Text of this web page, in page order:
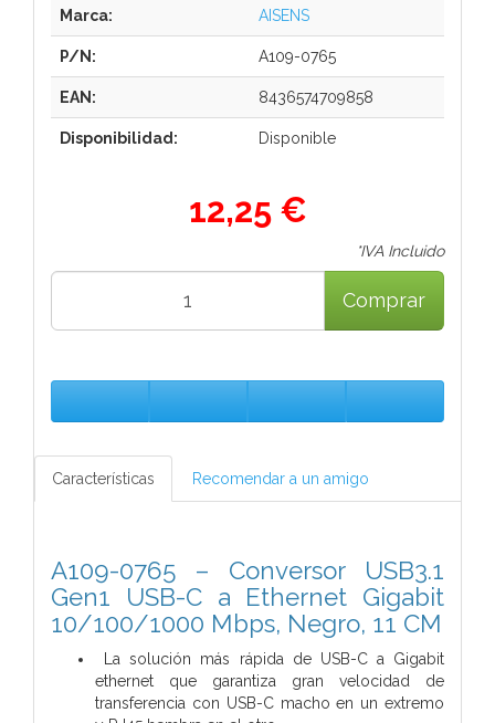
Marca: AISENS
P/N: A109-0765
EAN: 8436574709858
Disponibilidad: Disponible
12,25 €
*IVA Incluido
Comprar
Características Recomendar a un amigo
A109-0765 – Conversor USB3.1
Gen1 USB-C a Ethernet Gigabit
10/100/1000 Mbps, Negro, 11 CM
La solución más rápida de USB-C a Gigabit
ethernet que garantiza gran velocidad de
transferencia con USB-C macho en un extremo